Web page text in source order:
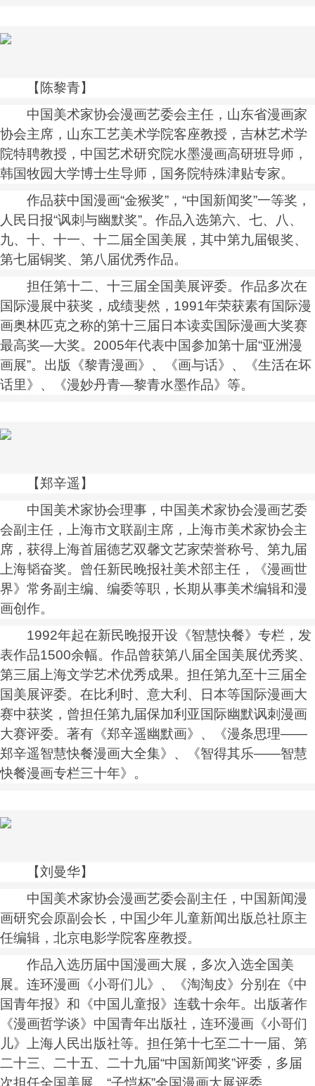
【陈黎青】
中国美术家协会漫画艺委会主任，山东省漫画家
协会主席，山东工艺美术学院客座教授，吉林艺术学
院特聘教授，中国艺术研究院水墨漫画高研班导师，
韩国牧园大学博士生导师，国务院特殊津贴专家。
作品获中国漫画“金猴奖”，“中国新闻奖”一等奖，
人民日报“讽刺与幽默奖”。作品入选第六、七、八、
九、十、十一、十二届全国美展，其中第九届银奖、
第七届铜奖、第八届优秀作品。
担任第十二、十三届全国美展评委。作品多次在
国际漫展中获奖，成绩斐然，1991年荣获素有国际漫
画奥林匹克之称的第十三届日本读卖国际漫画大奖赛
最高奖—大奖。2005年代表中国参加第十届“亚洲漫
画展”。出版《黎青漫画》、《画与话》、《生活在坏
话里》、《漫妙丹青—黎青水墨作品》等。
【郑辛遥】
中国美术家协会理事，中国美术家协会漫画艺委
会副主任，上海市文联副主席，上海市美术家协会主
席，获得上海首届德艺双馨文艺家荣誉称号、第九届
上海韬奋奖。曾任新民晚报社美术部主任，《漫画世
界》常务副主编、编委等职，长期从事美术编辑和漫
画创作。
1992年起在新民晚报开设《智慧快餐》专栏，发
表作品1500余幅。作品曾获第八届全国美展优秀奖、
第三届上海文学艺术优秀成果。担任第九至十三届全
国美展评委。在比利时、意大利、日本等国际漫画大
赛中获奖，曾担任第九届保加利亚国际幽默讽刺漫画
大赛评委。著有《郑辛遥幽默画》、《漫条思理——
郑辛遥智慧快餐漫画大全集》、《智得其乐——智慧
快餐漫画专栏三十年》。
【刘曼华】
中国美术家协会漫画艺委会副主任，中国新闻漫
画研究会原副会长，中国少年儿童新闻出版总社原主
任编辑，北京电影学院客座教授。
作品入选历届中国漫画大展，多次入选全国美
展。连环漫画《小哥们儿》、《淘淘皮》分别在《中
国青年报》和《中国儿童报》连载十余年。出版著作
《漫画哲学谈》中国青年出版社，连环漫画《小哥们
儿》上海人民出版社等。担任第十七至二十一届、第
二十三、二十五、二十九届“中国新闻奖”评委，多届
次担任全国美展、“子恺杯”全国漫画大展评委。